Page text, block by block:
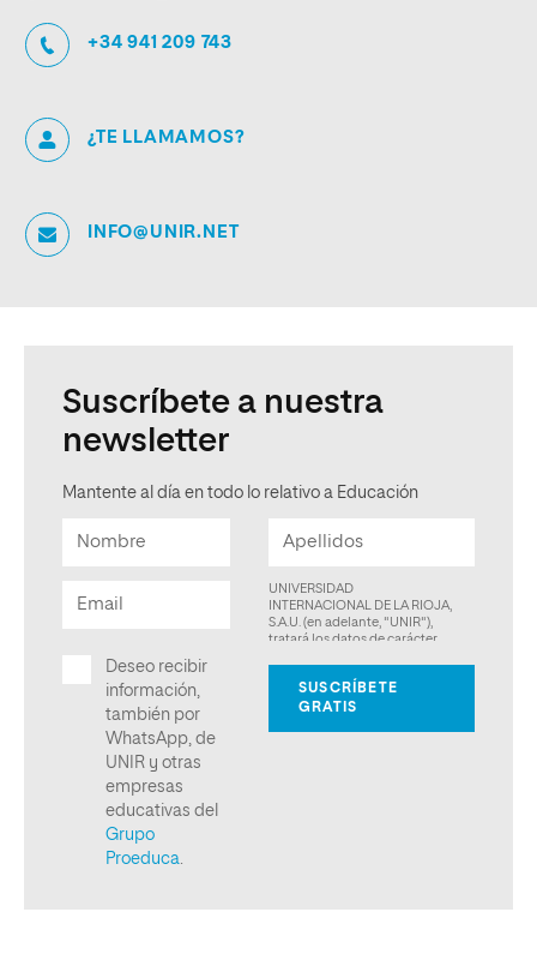
+34 941 209 743
¿TE LLAMAMOS?
INFO@UNIR.NET
Suscríbete a nuestra
newsletter
Mantente al día en todo lo relativo a Educación